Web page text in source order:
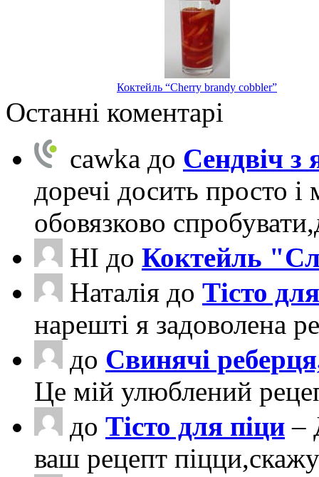
Коктейль “Cherry brandy cobbler”
Останні коментарі
cawka до Сендвіч з
доречі досить просто
обовязково
НІ до Коктейль
Наталія до Тісто
нарешті я задоволена
до Свинячі
Це мій улюблений
до Тісто для піци –
ваш рецепт